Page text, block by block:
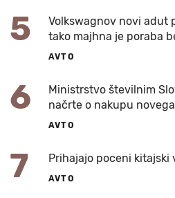
5
Volkswagnov novi adut
tako majhna je poraba
AVTO
6
Ministrstvo številnim
načrte o nakupu
AVTO
7 Prihajajo poceni kitajski
AVTO